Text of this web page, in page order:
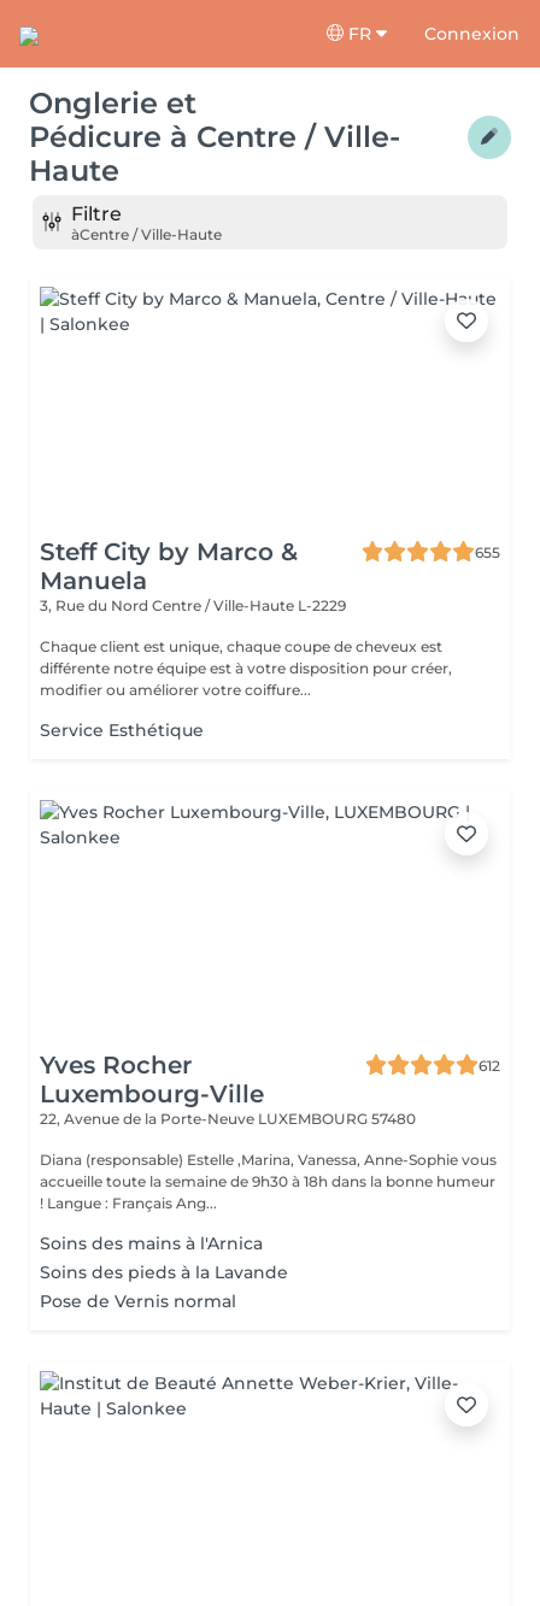
FR Connexion
Onglerie et
Pédicure à Centre / Ville-
Haute
Filtre
àCentre / Ville-Haute
Steff City by Marco &
Manuela
655
3, Rue du Nord Centre / Ville-Haute L-2229
Chaque client est unique, chaque coupe de cheveux est
différente notre équipe est à votre disposition pour créer,
modifier ou améliorer votre coiffure...
Service Esthétique
Yves Rocher
Luxembourg-Ville
612
22, Avenue de la Porte-Neuve LUXEMBOURG 57480
Diana (responsable) Estelle ,Marina, Vanessa, Anne-Sophie vous
accueille toute la semaine de 9h30 à 18h dans la bonne humeur
! Langue : Français Ang...
Soins des mains à l'Arnica
Soins des pieds à la Lavande
Pose de Vernis normal